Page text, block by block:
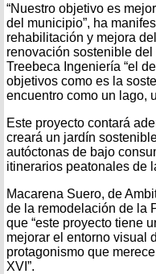
“Nuestro objetivo es
del municipio”, ha
rehabilitación y mejora
renovación sostenible
Treebeca Ingeniería “el
objetivos como es la
encuentro como un lago,
Este proyecto contará
creará un jardín
autóctonas de bajo
itinerarios peatonales de
Macarena Suero, de
de la remodelación de la
que “este proyecto tiene
mejorar el entorno visual
protagonismo que
XVI”.